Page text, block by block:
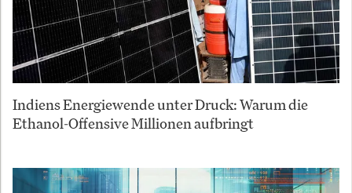
Indiens Energiewende unter Druck: Warum die
Ethanol-Offensive Millionen aufbringt